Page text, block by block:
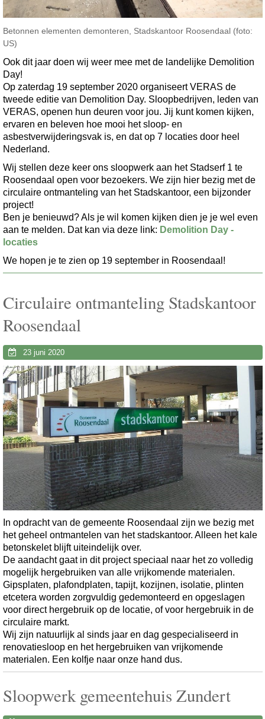
Betonnen elementen demonteren, Stadskantoor Roosendaal (foto:
US)
Ook dit jaar doen wij weer mee met de landelijke Demolition
Day!
Op zaterdag 19 september 2020 organiseert VERAS de
tweede editie van Demolition Day. Sloopbedrijven, leden van
VERAS, openen hun deuren voor jou. Jij kunt komen kijken,
ervaren en beleven hoe mooi het sloop- en
asbestverwijderingsvak is, en dat op 7 locaties door heel
Nederland.
Wij stellen deze keer ons sloopwerk aan het Stadserf 1 te
Roosendaal open voor bezoekers. We zijn hier bezig met de
circulaire ontmanteling van het Stadskantoor, een bijzonder
project!
Ben je benieuwd? Als je wil komen kijken dien je je wel even
aan te melden. Dat kan via deze link: Demolition Day -
locaties
We hopen je te zien op 19 september in Roosendaal!
Circulaire ontmanteling Stadskantoor
Roosendaal
23 juni 2020
In opdracht van de gemeente Roosendaal zijn we bezig met
het geheel ontmantelen van het stadskantoor. Alleen het kale
betonskelet blijft uiteindelijk over.
De aandacht gaat in dit project speciaal naar het zo volledig
mogelijk hergebruiken van alle vrijkomende materialen.
Gipsplaten, plafondplaten, tapijt, kozijnen, isolatie, plinten
etcetera worden zorgvuldig gedemonteerd en opgeslagen
voor direct hergebruik op de locatie, of voor hergebruik in de
circulaire markt.
Wij zijn natuurlijk al sinds jaar en dag gespecialiseerd in
renovatiesloop en het hergebruiken van vrijkomende
materialen. Een kolfje naar onze hand dus.
Sloopwerk gemeentehuis Zundert